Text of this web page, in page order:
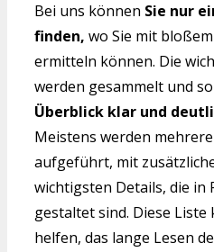
Bei uns können Sie nur
finden, wo Sie mit
ermitteln können. Die
werden gesammelt und
Überblick klar und
Meistens werden
aufgeführt, mit
wichtigsten Details, die in
gestaltet sind. Diese Liste
helfen, das lange Lesen